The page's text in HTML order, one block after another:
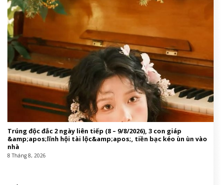
Trúng độc đắc 2 ngày liên tiếp (8 – 9/8/2026), 3 con giáp
&amp;apos;lĩnh hội tài lộc&amp;apos;, tiền bạc kéo ùn ùn vào
nhà
8 Tháng 8, 2026